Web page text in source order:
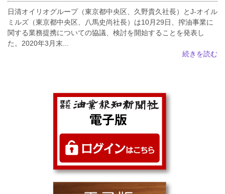
日清オイリオグループ（東京都中央区、久野貴久社長）とJ-オイル
ミルズ（東京都中央区、八馬史尚社長）は10月29日、搾油事業に
関する業務提携についての協議、検討を開始することを発表し
た。2020年3月末...
続きを読む